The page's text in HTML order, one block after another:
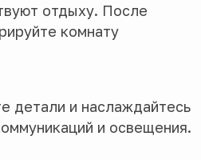
отдыху. После
комнату
детали и наслаждайтесь
и освещения.